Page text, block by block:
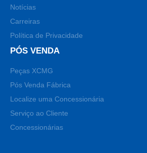
Notícias
Carreiras
Política de Privacidade
PÓS VENDA
Peças XCMG
Pós Venda Fábrica
Localize uma Concessionária
Serviço ao Cliente
Concessionárias